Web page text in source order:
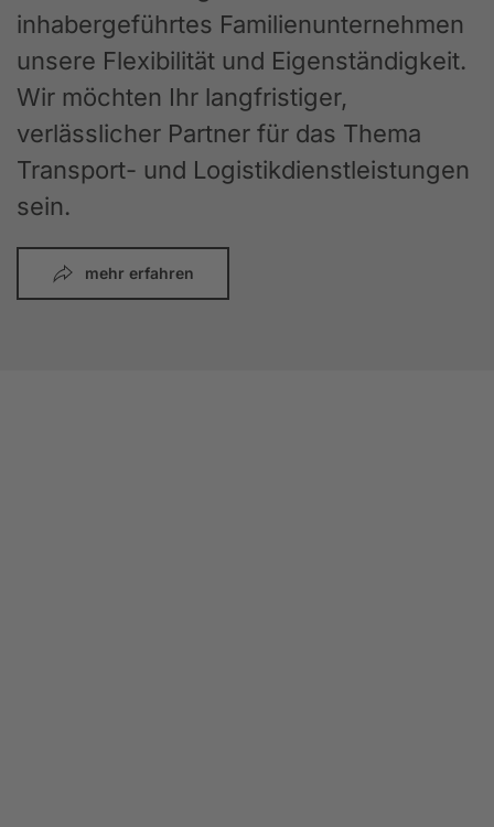
inhabergeführtes Familienunternehmen
unsere Flexibilität und Eigenständigkeit.
Wir möchten Ihr langfristiger,
verlässlicher Partner für das Thema
Transport- und Logistikdienstleistungen
sein.
mehr erfahren